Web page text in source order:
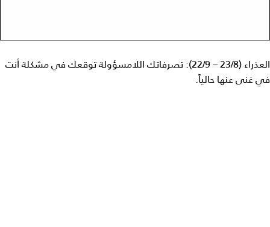
العذراء (23/8 – 22/9): تصرفاتك اللامسؤولة توقعك في مشكلة أنت
في غنى عنها حالياً.